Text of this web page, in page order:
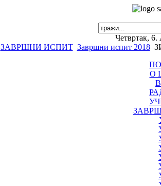
Четвртак, 6.
ЗАВРШНИ ИСПИТ Завршни испит 2018
О